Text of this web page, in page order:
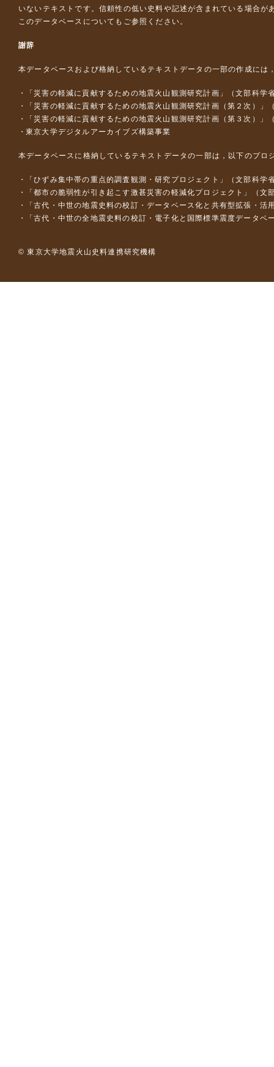
いないテキストです。信頼性の低い史料や記述が含まれている場合が
このデータベースについて もご参照ください。
謝辞
本データベースおよび格納しているテキストデータの一部の作成には
「災害の軽減に貢献するための地震火山観測研究計画」（文部科学
「災害の軽減に貢献するための地震火山観測研究計画（第２次）」
「災害の軽減に貢献するための地震火山観測研究計画（第３次）」
東京大学デジタルアーカイブズ構築事業
本データベースに格納しているテキストデータの一部は，以下のプロ
「ひずみ集中帯の重点的調査観測・研究プロジェクト」（文部科
「都市の脆弱性が引き起こす激甚災害の軽減化プロジェクト」（
「古代・中世の地震史料の校訂・データベース化と共有型拡張・
「古代・中世の全地震史料の校訂・電子化と国際標準震度データ
© 東京大学地震火山史料連携研究機構